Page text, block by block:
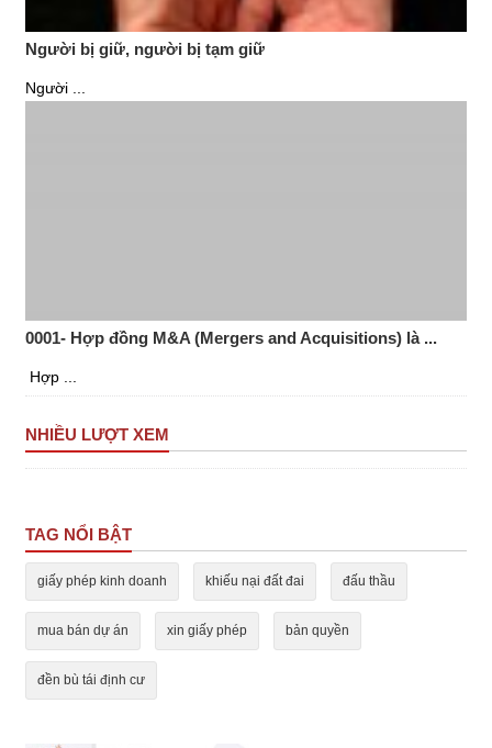
Người bị giữ, người bị tạm giữ
Người ...
0001- Hợp đồng M&A (Mergers and Acquisitions) là ...
Hợp ...
NHIỀU LƯỢT XEM
TAG NỔI BẬT
giấy phép kinh doanh khiếu nại đất đai đấu thầu
mua bán dự án xin giấy phép bản quyền
đền bù tái định cư